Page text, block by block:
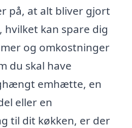
på, at alt bliver gjort
kan spare dig
og omkostninger
du skal have
emhætte, en
eller en
til dit køkken, er der